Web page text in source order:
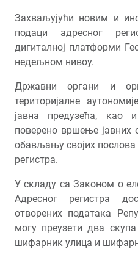
Захваљујући новим и
подаци адресног
дигиталној платформи
недељном нивоу.
Државни органи и
територијалне
јавна предузећа, као
поверено вршење
обављању својих послова
регистра.
У складу са Законом о
Адресног регистра
отворених података
могу преузети два
шифарник улица и